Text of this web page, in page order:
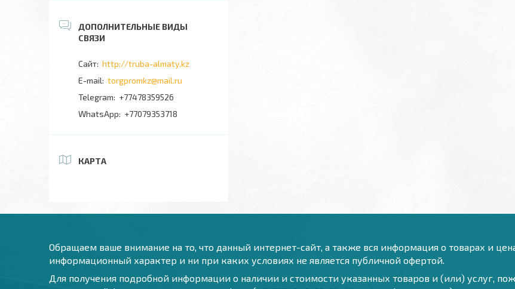
http://truba-almaty.kz
torgpromkz@mail.ru
+77478359526
+77079353718
КАРТА
Обращаем ваше внимание на то, что данный интернет-сайт, а также вся информация о товарах и
информационный характер и ни при каких условиях не является публичной офертой.
Для получения подробной информации о наличии и стоимости указанных товаров и (или) услуг,